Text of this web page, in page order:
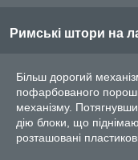
Римські штори на
Більш дорогий
пофарбованого
механізму.
дію блоки, що
розташовані